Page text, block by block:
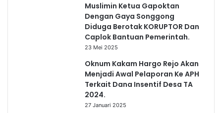
Muslimin Ketua Gapoktan
Dengan Gaya Songgong
Diduga Berotak KORUPTOR Dan
Caplok Bantuan Pemerintah.
23 Mei 2025
Oknum Kakam Hargo Rejo Akan
Menjadi Awal Pelaporan Ke APH
Terkait Dana Insentif Desa TA
2024.
27 Januari 2025